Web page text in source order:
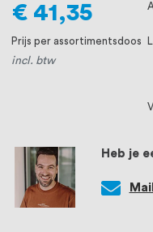
Heb je
Mail
€ 41,35
Prijs per assortimentsdoos
incl. btw